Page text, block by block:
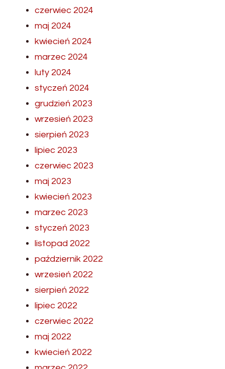
czerwiec 2024
maj 2024
kwiecień 2024
marzec 2024
luty 2024
styczeń 2024
grudzień 2023
wrzesień 2023
sierpień 2023
lipiec 2023
czerwiec 2023
maj 2023
kwiecień 2023
marzec 2023
styczeń 2023
listopad 2022
październik 2022
wrzesień 2022
sierpień 2022
lipiec 2022
czerwiec 2022
maj 2022
kwiecień 2022